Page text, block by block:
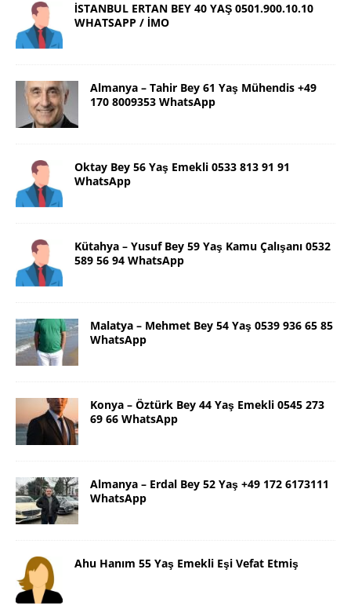
İSTANBUL ERTAN BEY 40 YAŞ 0501.900.10.10
WHATSAPP / İMO
Almanya – Tahir Bey 61 Yaş Mühendis +49
170 8009353 WhatsApp
Oktay Bey 56 Yaş Emekli 0533 813 91 91
WhatsApp
Kütahya – Yusuf Bey 59 Yaş Kamu Çalışanı 0532
589 56 94 WhatsApp
Malatya – Mehmet Bey 54 Yaş 0539 936 65 85
WhatsApp
Konya – Öztürk Bey 44 Yaş Emekli 0545 273
69 66 WhatsApp
Almanya – Erdal Bey 52 Yaş +49 172 6173111
WhatsApp
Ahu Hanım 55 Yaş Emekli Eşi Vefat Etmiş